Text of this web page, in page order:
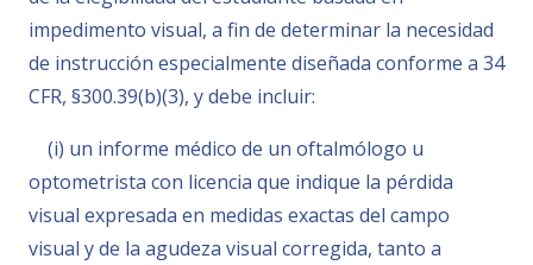
impedimento visual, a fin de determinar la necesidad
de instrucción especialmente diseñada conforme a 34
CFR, §300.39(b)(3), y debe incluir:
(i) un informe médico de un oftalmólogo u
optometrista con licencia que indique la pérdida
visual expresada en medidas exactas del campo
visual y de la agudeza visual corregida, tanto a